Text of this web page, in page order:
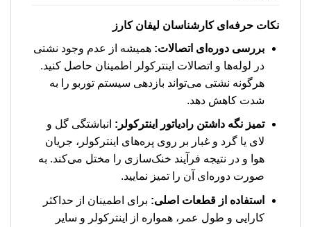
نکات حرفه‌ای کارشناسان لیفان کارز
بررسی دوره‌ای اتصالات: همیشه از عدم وجود نشتی
در لوله‌ها و اتصالات اینترکولر اطمینان حاصل کنید.
هرگونه نشتی می‌تواند بازدهی سیستم توربو را به
شدت کاهش دهد.
تمیز نگه داشتن رادیاتور اینترکولر: انباشتگی گل و
لای یا گرد و غبار بر روی پره‌های اینترکولر، جریان
هوا و در نتیجه فرآیند خنک‌سازی را مختل می‌کند. به
صورت دوره‌ای آن را تمیز نمایید.
استفاده از قطعات اصلی: برای اطمینان از حداکثر
کارایی و طول عمر، همواره از اینترکولر و سایر